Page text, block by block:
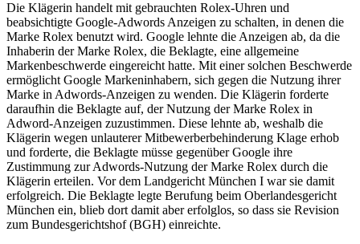
Die Klägerin handelt mit gebrauchten Rolex-Uhren und
beabsichtigte Google-Adwords Anzeigen zu schalten, in denen die
Marke Rolex benutzt wird. Google lehnte die Anzeigen ab, da die
Inhaberin der Marke Rolex, die Beklagte, eine allgemeine
Markenbeschwerde eingereicht hatte. Mit einer solchen Beschwerde
ermöglicht Google Markeninhabern, sich gegen die Nutzung ihrer
Marke in Adwords-Anzeigen zu wenden. Die Klägerin forderte
daraufhin die Beklagte auf, der Nutzung der Marke Rolex in
Adword-Anzeigen zuzustimmen. Diese lehnte ab, weshalb die
Klägerin wegen unlauterer Mitbewerberbehinderung Klage erhob
und forderte, die Beklagte müsse gegenüber Google ihre
Zustimmung zur Adwords-Nutzung der Marke Rolex durch die
Klägerin erteilen. Vor dem Landgericht München I war sie damit
erfolgreich. Die Beklagte legte Berufung beim Oberlandesgericht
München ein, blieb dort damit aber erfolglos, so dass sie Revision
zum Bundesgerichtshof (BGH) einreichte.